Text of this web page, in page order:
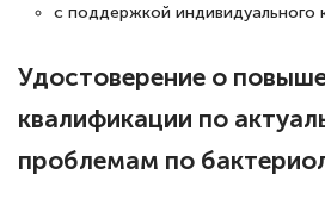
повышени каалификации
специальности «Тренер-
по тяжелой атлетике»!
подчеркуть, что при
с поддержкой индивидуального
Удостоверение о
квалификации по
проблемам по